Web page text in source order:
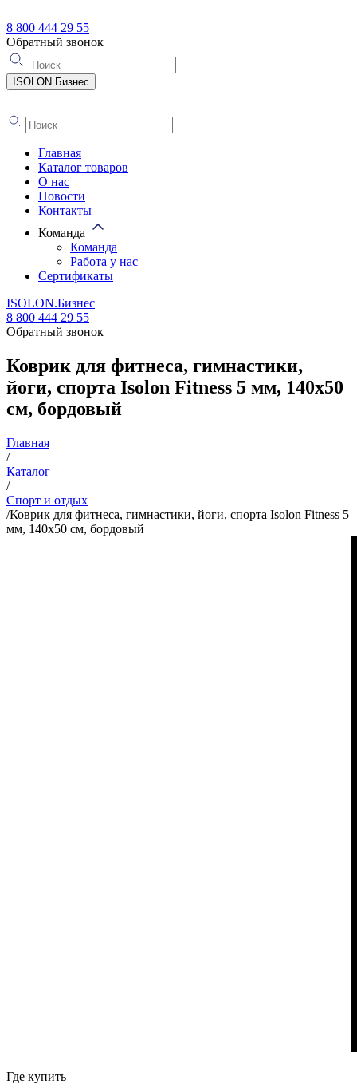
8 800 444 29 55
Обратный звонок
ISOLON.Бизнес
Главная
Каталог товаров
О нас
Новости
Контакты
Команда
Команда
Работа у нас
Сертификаты
ISOLON.Бизнес
8 800 444 29 55
Обратный звонок
Коврик для фитнеса, гимнастики,
йоги, спорта Isolon Fitness 5 мм, 140х50
см, бордовый
Главная
/
Каталог
/
Спорт и отдых
/Коврик для фитнеса, гимнастики, йоги, спорта Isolon Fitness 5
мм, 140х50 см, бордовый
Где купить